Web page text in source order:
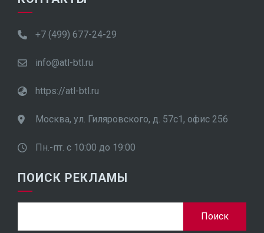
+7 (499) 677-24-29
info@atl-btl.ru
https://atl-btl.ru
Москва, ул. Гиляровского, д. 57с1, офис 256
Пн.-пт. с 10:00 до 19:00
ПОИСК РЕКЛАМЫ